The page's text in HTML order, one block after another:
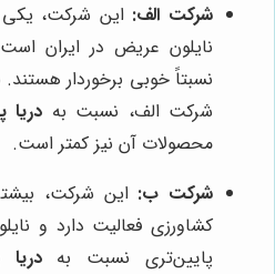
شرکت الف: این شرکت، یکی
نایلون عریض در ایران
نسبتاً خوبی برخوردار
شرکت الف، نسبت به دریا
محصولات آن نیز کمتر است.
شرکت ب: این شرکت،
کشاورزی فعالیت دارد و
پایین‌تری نسبت بهدریا